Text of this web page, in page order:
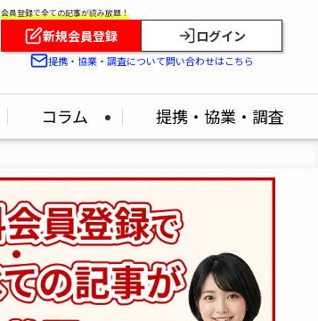
会員登録で全ての記事が読み放題！
新規会員登録 ログイン
提携・協業・調査について問い合わせはこちら
コラム 提携・協業・調査